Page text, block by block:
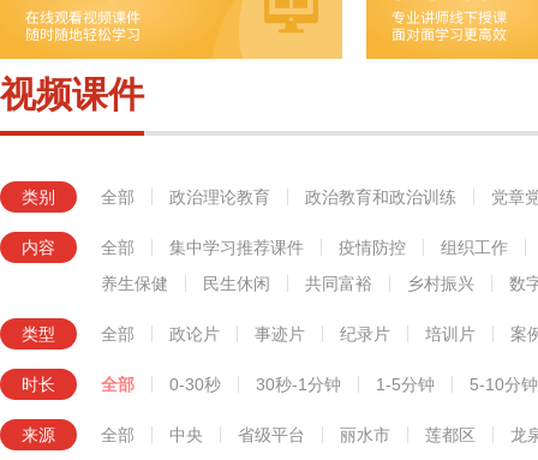
自身建设
组工文件
组工之窗
党章党规党纪教育
革命传统教育
视频课件
类别 全部 政治理论教育 政治教育和政治训练 党章
内容 全部 集中学习推荐课件 疫情防控
组织工作
养生保健
民生休闲 共同富裕 乡村振兴 数
类型 全部 政论片 事迹片 纪录片 培训片 案
时长 全部 0-30秒 30秒-1分钟 1-5分钟 5-10分钟
来源 全部 中央 省级平台 丽水市 莲都区 龙